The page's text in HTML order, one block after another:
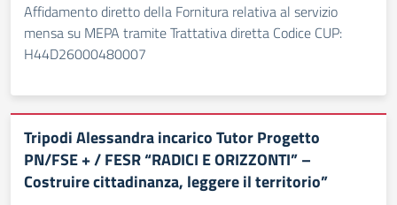
Affidamento diretto della Fornitura relativa al servizio
mensa su MEPA tramite Trattativa diretta Codice CUP:
H44D26000480007
Tripodi Alessandra incarico Tutor Progetto
PN/FSE + / FESR “RADICI E ORIZZONTI” –
Costruire cittadinanza, leggere il territorio”